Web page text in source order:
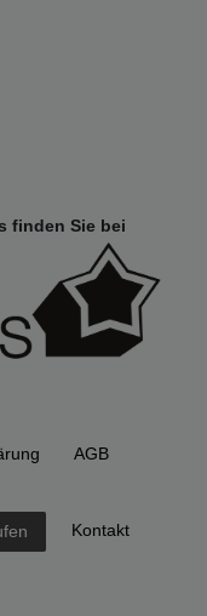
finden Sie bei
AGB
Kontakt